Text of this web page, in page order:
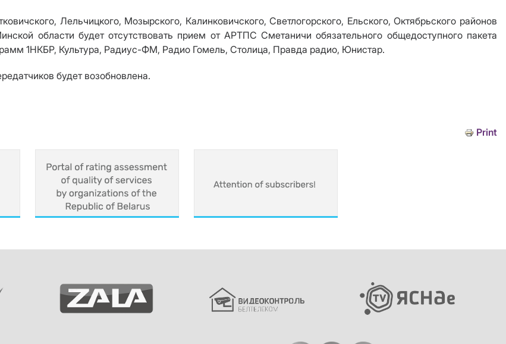
Лельчицкого, Мозырского, Калинковичского, Светлогорского, Ельского, Октябрьского районов
области будет отсутствовать прием от АРТПС Сметаничи обязательного общедоступного пакета
1НКБР, Культура, Радиус-ФМ, Радио Гомель, Столица, Правда радио, Юнистар.
будет возобновлена.
Print